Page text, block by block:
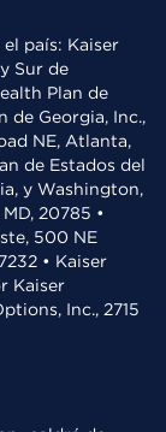
país: Kaiser
Sur de
Plan de
de Georgia, Inc.,
NE, Atlanta,
de Estados del
y Washington,
20785 •
500 NE
• Kaiser
Kaiser
Inc., 2715